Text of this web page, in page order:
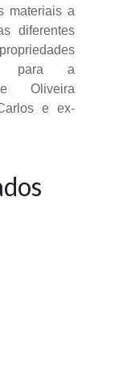
materiais a
diferentes
para a
Oliveira
e ex-